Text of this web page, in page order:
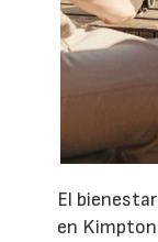
El
en